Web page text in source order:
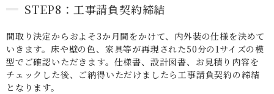
STEP8：工事請負契約締結
間取り決定からおよそ3か月間をかけて、内外装の仕様を決めて
いきます。床や壁の色、家具等が再現された50分の1サイズの模
型でご確認いただきます。仕様書、設計図書、お見積り内容を
チェックした後、ご納得いただけましたら工事請負契約の締結
となります。